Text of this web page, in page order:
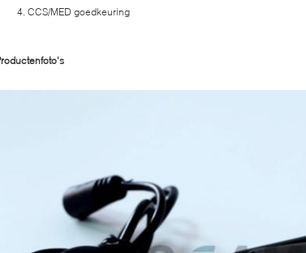
CCS/MED goedkeuring